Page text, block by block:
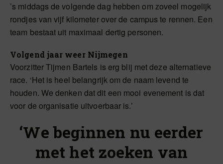
’s middags de volgende dag hebben om zoveel mogelijk
rondjes van vijf kilometer over de campus te rennen. Een
team bestaat uit maximaal dertig personen.
Volgend jaar weer Nijmegen
Voorzitter Tijmen Bartels is erg blij met deze alternatieve
race. ‘Het is heel belangrijk om de naam levend te
houden. We denken dat dit een mooi evenement is dat
voor de organisatie uitvoerbaar is.’
‘We beginnen nu eerder
met het zoeken van